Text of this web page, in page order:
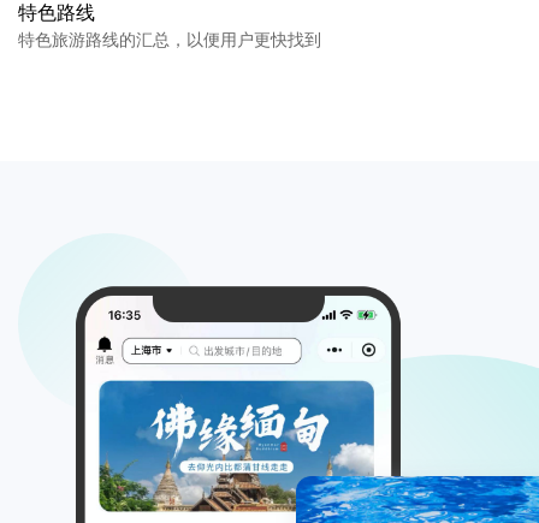
特色路线
特色旅游路线的汇总，以便用户更快找到